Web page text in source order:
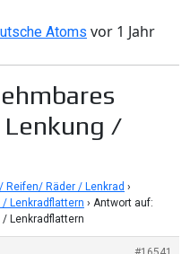
Atoms vor 1 Jahr
Lenkung /
Reifen/ Räder / Lenkrad ›
/ Lenkradflattern › Antwort auf:
/ Lenkradflattern